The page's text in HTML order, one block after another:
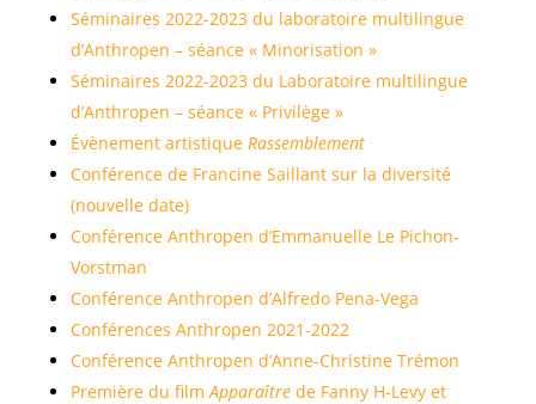
Séminaires 2022-2023 du laboratoire multilingue
d’Anthropen – séance « Minorisation »
Séminaires 2022-2023 du Laboratoire multilingue
d’Anthropen – séance « Privilège »
Évènement artistique Rassemblement
Conférence de Francine Saillant sur la diversité
(nouvelle date)
Conférence Anthropen d’Emmanuelle Le Pichon-
Vorstman
Conférence Anthropen d’Alfredo Pena-Vega
Conférences Anthropen 2021-2022
Conférence Anthropen d’Anne-Christine Trémon
Première du film Apparaîtrede Fanny H-Levy et